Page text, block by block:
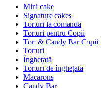
Mini cake
Signature cakes
Torturi la comandă
Torturi pentru Copii
Tort & Candy Bar Copii
Torturi
Înghețată
Torturi de înghețată
Macarons
Candy Bar